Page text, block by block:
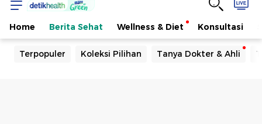
Home Berita Sehat Wellness & Diet Konsultasi
Terpopuler Koleksi Pilihan Tanya Dokter & Ahli